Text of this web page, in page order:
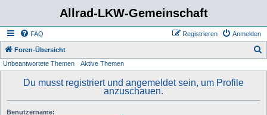
Allrad-LKW-Gemeinschaft
FAQ Anmelden
Registrieren
Foren-Übersicht
Unbeantwortete Themen Aktive Themen
Du musst registriert und angemeldet sein, um Profile
anzuschauen.
Benutzername: